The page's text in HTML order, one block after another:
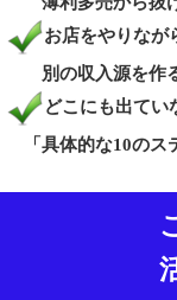
お店をやりなが
別の収入源を作
どこにも出てい
「具体的な10のス